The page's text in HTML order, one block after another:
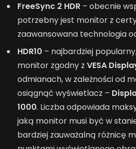
FreeSync 2 HDR– obecnie
potrzebny jest monitor z
zaawansowana technologia od
HDR10 – najbardziej
monitor zgodny z VESA
odmianach, w zależności od
osiągnąć wyświetlacz –
1000. Liczba odpowiada
jaką monitor musi być w
bardziej zauważalną różnicę